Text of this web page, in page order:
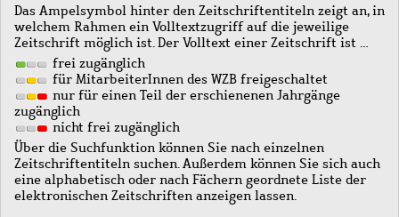
Das Ampelsymbol hinter den Zeitschriftentiteln zeigt an, in
welchem Rahmen ein Volltextzugriff auf die jeweilige
Zeitschrift möglich ist. Der Volltext einer Zeitschrift ist …
frei zugänglich
für MitarbeiterInnen des WZB freigeschaltet
nur für einen Teil der erschienenen Jahrgänge
zugänglich
nicht frei zugänglich
Über die Suchfunktion können Sie nach einzelnen
Zeitschriftentiteln suchen. Außerdem können Sie sich auch
eine alphabetisch oder nach Fächern geordnete Liste der
elektronischen Zeitschriften anzeigen lassen.